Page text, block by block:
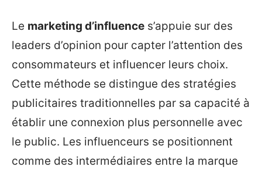
Le marketing d’influence s’appuie sur des
leaders d’opinion pour capter l’attention des
consommateurs et influencer leurs choix.
Cette méthode se distingue des stratégies
publicitaires traditionnelles par sa capacité à
établir une connexion plus personnelle avec
le public. Les influenceurs se positionnent
comme des intermédiaires entre la marque